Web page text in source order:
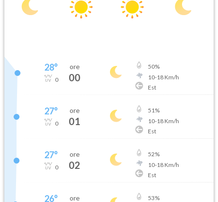
28°
0
ore
00
50%
10-18Km/h
Est
27°
0
ore
01
51%
10-18Km/h
Est
27°
0
ore
02
52%
10-18Km/h
Est
26° ore 53%